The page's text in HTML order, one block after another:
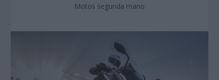
Motos segunda mano